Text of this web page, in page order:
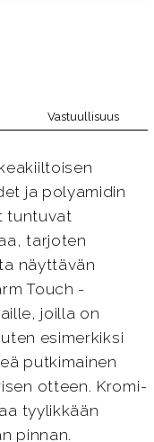
Vastuullisuus
ja polyamidin
tuntuvat
tarjoten
näyttävän
Touch -
joilla on
esimerkiksi
putkimainen
otteen. Kromi-
tyylikkään
pinnan.